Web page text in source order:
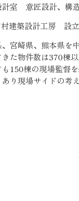
室 意匠設計、構
建築設計工房 設立
宮崎県、熊本県を
た物件数は370棟以
150棟の現場監督
り現場サイドの考